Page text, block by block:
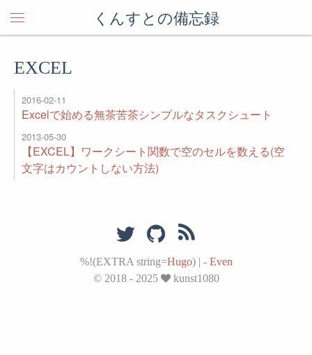
くんすとの備忘録
EXCEL
2016-02-11
Excelで始める無茶苦茶シンプルなタスクシュート
2013-05-30
【EXCEL】ワークシート関数で空のセルを数える(空
文字はカウントしない方法)
%!(EXTRA string=Hugo) | - Even
© 2018 - 2025
kunst1080